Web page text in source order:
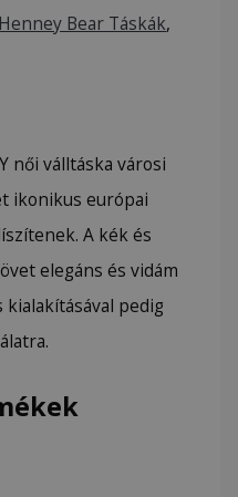
Henney Bear Táskák,
női válltáska városi
ikonikus európai
A kék és
elegáns és vidám
pedig